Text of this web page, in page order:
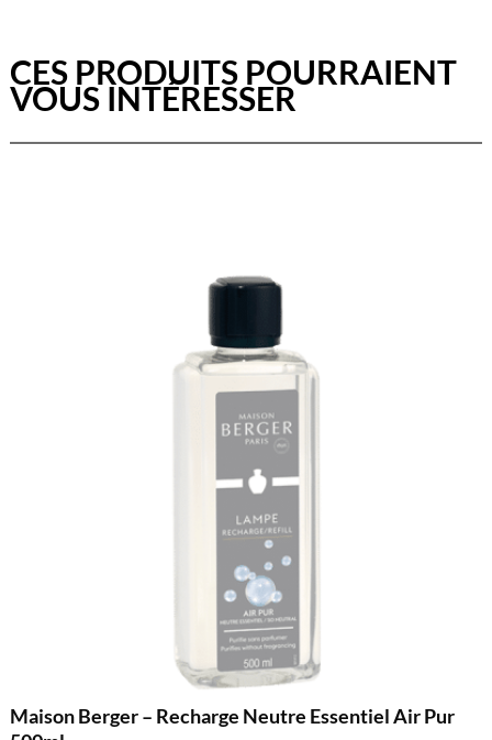
CES PRODUITS POURRAIENT
VOUS INTÉRESSER
Maison Berger – Recharge Neutre Essentiel Air Pur